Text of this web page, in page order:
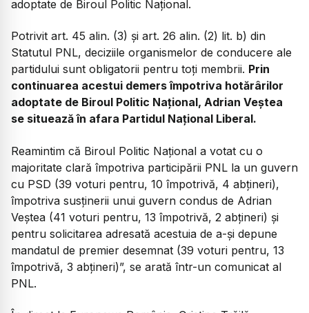
adoptate de Biroul Politic Național.
Potrivit art. 45 alin. (3) și art. 26 alin. (2) lit. b) din
Statutul PNL, deciziile organismelor de conducere ale
partidului sunt obligatorii pentru toți membrii. Prin
continuarea acestui demers împotriva hotărârilor
adoptate de Biroul Politic Național, Adrian Veștea
se situează în afara Partidul Național Liberal.
Reamintim că Biroul Politic Național a votat cu o
majoritate clară împotriva participării PNL la un guvern
cu PSD (39 voturi pentru, 10 împotrivă, 4 abțineri),
împotriva susținerii unui guvern condus de Adrian
Veștea (41 voturi pentru, 13 împotrivă, 2 abțineri) și
pentru solicitarea adresată acestuia de a-și depune
mandatul de premier desemnat (39 voturi pentru, 13
împotrivă, 3 abțineri)”, se arată într-un comunicat al
PNL.